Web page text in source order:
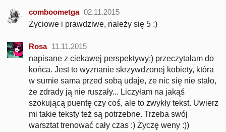
comboometga 02.11.2015
Życiowe i prawdziwe, należy się 5 :)
Rosa 11.11.2015
napisane z ciekawej perspektywy:) przeczytałam do
końca. Jest to wyznanie skrzywdzonej kobiety, która
w sumie sama przed sobą udaje, że nic się nie stało,
że zdrady ją nie ruszały... Liczyłam na jakąś
szokującą puentę czy coś, ale to zwykły tekst. Uwierz
mi takie teksty też są potrzebne. Trzeba swój
warsztat trenować cały czas :) Życzę weny :))